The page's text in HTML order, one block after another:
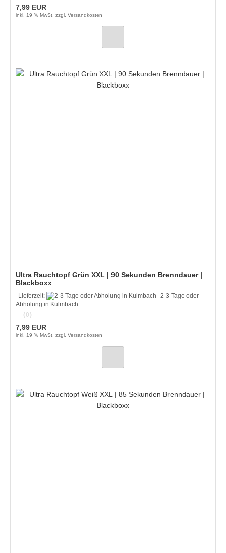
7,99 EUR
inkl. 19 % MwSt. zzgl. Versandkosten
Ultra Rauchtopf Grün XXL | 90 Sekunden Brenndauer |
Blackboxx
Lieferzeit:
2-3 Tage oder
Abholung in Kulmbach
(0)
7,99 EUR
inkl. 19 % MwSt. zzgl. Versandkosten